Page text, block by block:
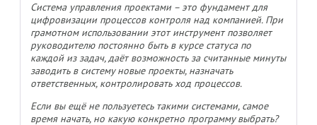
Система управления проектами – это фундамент для
цифровизации процессов контроля над компанией. При
грамотном использовании этот инструмент позволяет
руководителю постоянно быть в курсе статуса по
каждой из задач, даёт возможность за считанные минуты
заводить в систему новые проекты, назначать
ответственных, контролировать ход процессов.
Если вы ещё не пользуетесь такими системами, самое
время начать, но какую конкретно программу выбрать?